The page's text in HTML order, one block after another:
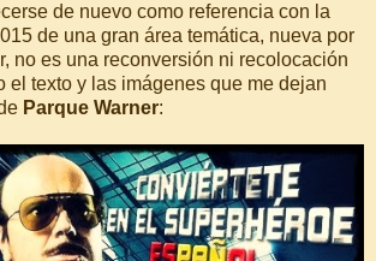
de nuevo como referencia con la
de una gran área temática, nueva por
no es una reconversión ni recolocación
el texto y las imágenes que me dejan
Parque Warner: